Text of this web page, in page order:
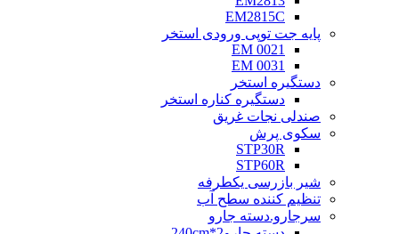
EM2815C
پایه جت توپی ورودی استخر
EM 0021
EM 0031
دستگیره استخر
دستگیره کناره استخر
صندلی نجات غریق
سکوی پرش
STP30R
STP60R
شیر بازرسی یکطرفه
تنظیم کننده سطح آب
سرجارو.دسته جارو